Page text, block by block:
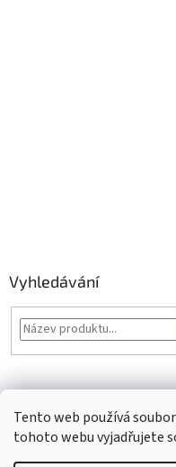
Tento web používá
tohoto webu vyjadřujete
Vyhledávání